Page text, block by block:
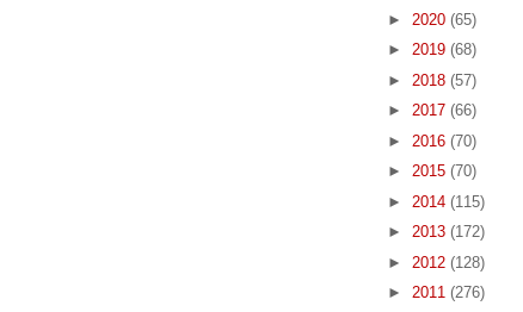
► 2020 (65)
► 2019 (68)
► 2018 (57)
► 2017 (66)
► 2016 (70)
► 2015 (70)
► 2014 (115)
► 2013 (172)
► 2012 (128)
► 2011 (276)